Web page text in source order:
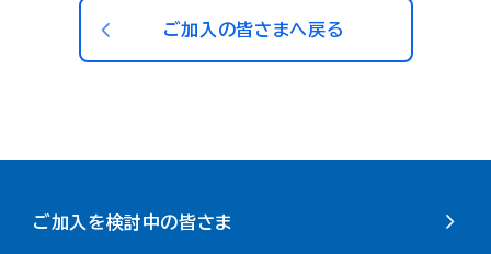
ご加入の皆さまへ戻る
ご加入を検討中の皆さま